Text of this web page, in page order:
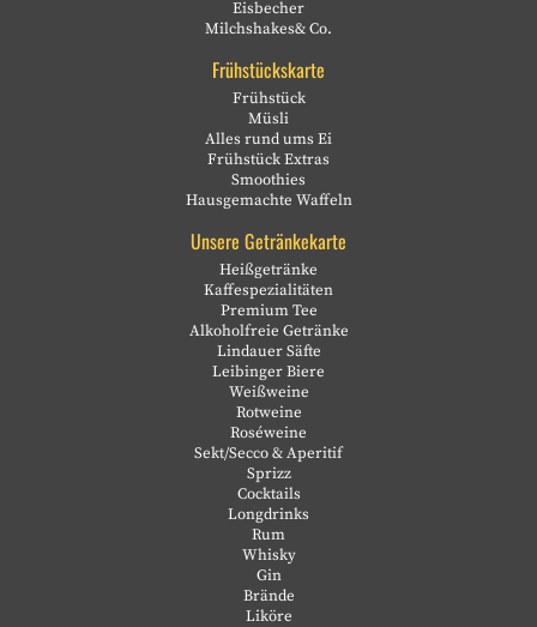
Eisbecher
Milchshakes& Co.
Frühstückskarte
Frühstück
Müsli
Alles rund ums Ei
Frühstück Extras
Smoothies
Hausgemachte Waffeln
Unsere Getränkekarte
Heißgetränke
Kaffespezialitäten
Premium Tee
Alkoholfreie Getränke
Lindauer Säfte
Leibinger Biere
Weißweine
Rotweine
Roséweine
Sekt/Secco & Aperitif
Sprizz
Cocktails
Longdrinks
Rum
Whisky
Gin
Brände
Liköre